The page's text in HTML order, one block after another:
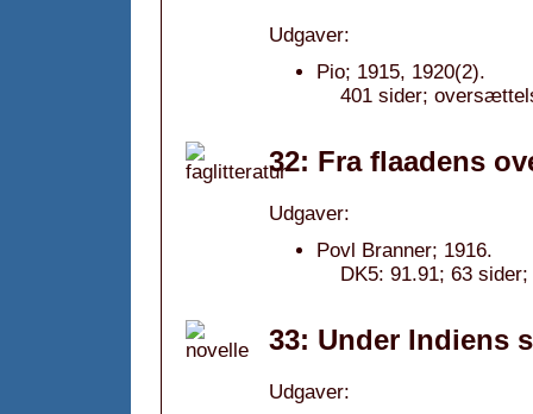
Udgaver:
Pio; 1915, 1920(2).
401 sider;
32: Fra flaadens
Udgaver:
Povl Branner; 1916.
DK5: 91.91; 63
33: Under Indiens
Udgaver: